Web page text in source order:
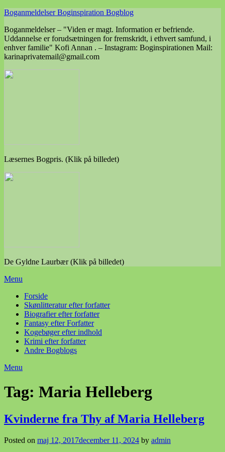
Skip
content
Boganmeldelser Boginspiration Bogblog
Boganmeldelser – "Viden er magt. Information er befriende.
Uddannelse er forudsætningen for fremskridt, i ethvert samfund, i
enhver familie" Kofi Annan . – Instagram: Boginspirationen Mail:
karinaprivatemail@gmail.com
Læsernes Bogpris. (Klik på billedet)
De Gyldne Laurbær (Klik på billedet)
Menu
Forside
Skønlitteratur efter forfatter
Biografier efter forfatter
Fantasy efter Forfatter
Kogebøger efter indhold
Krimi efter forfatter
Andre Bogblogs
Menu
Tag: Maria Helleberg
Kvinderne fra Thy af Maria Helleberg
Posted on maj 12, 2017december 11, 2024 by admin